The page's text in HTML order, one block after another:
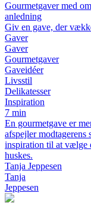
Gourmetgaver med
anledning
Giv en gave, der
Gaver
Gaver
Gourmetgaver
Gaveidéer
Livsstil
Delikatesser
Inspiration
7 min
En gourmetgave er
afspejler
inspiration til at vælge
huskes.
Tanja Jeppesen
Tanja
Jeppesen